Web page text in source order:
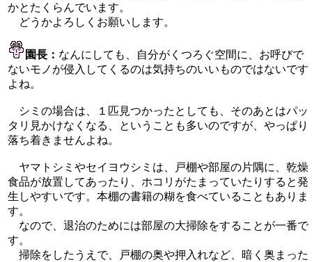
かとたくらんでいます。
どうかよろしくお願いします。
園長： なんにしても、自分がくつろぐ空間に、お呼びで
ないモノが侵入してくるのは気持ちのいいものではないです
よね。
シミの場合は、１匹見つかったとしても、そのあとはパッ
タリ見かけなくなる、ということも多いのですが、やっぱり
落ち着きませんよね。
ヤマトシミやセイヨウシミは、戸棚や部屋の片隅に、乾燥
食品が放置してあったり、ホコリがたまっていたりすると発
生しやすいです。本棚の書籍の糊を食べていることもありま
す。
なので、退治のためには部屋の大掃除をすることが一番で
す。
掃除をしたうえで、戸棚の奥や押入れなど、暗く奥まった